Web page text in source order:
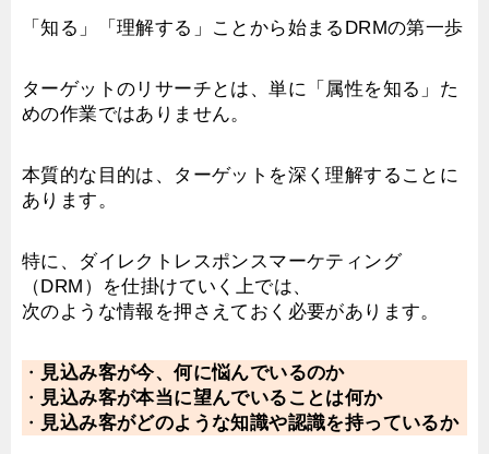
「知る」「理解する」ことから始まるDRMの第一歩
ターゲットのリサーチとは、単に「属性を知る」た
めの作業ではありません。
本質的な目的は、ターゲットを深く理解することに
あります。
特に、ダイレクトレスポンスマーケティング
（DRM）を仕掛けていく上では、
次のような情報を押さえておく必要があります。
・ 見込み客が今、何に悩んでいるのか
・ 見込み客が本当に望んでいることは何か
・ 見込み客がどのような知識や認識を持っているか